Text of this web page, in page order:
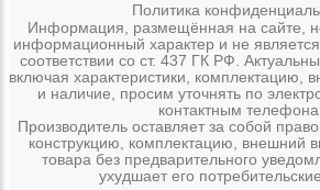
Политика
Информация, размещённая на сайте,
информационный характер и не
соответствии со ст. 437 ГК РФ.
включая характеристики, комплектацию,
и наличие, просим уточнять по
контактным
Производитель оставляет за собой
конструкцию, комплектацию, внешний
товара без предварительного
ухудшает его